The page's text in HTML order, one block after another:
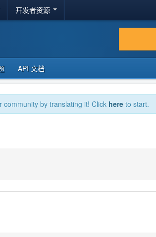
开发者资源
API 文档
by translating it! Click here to start.